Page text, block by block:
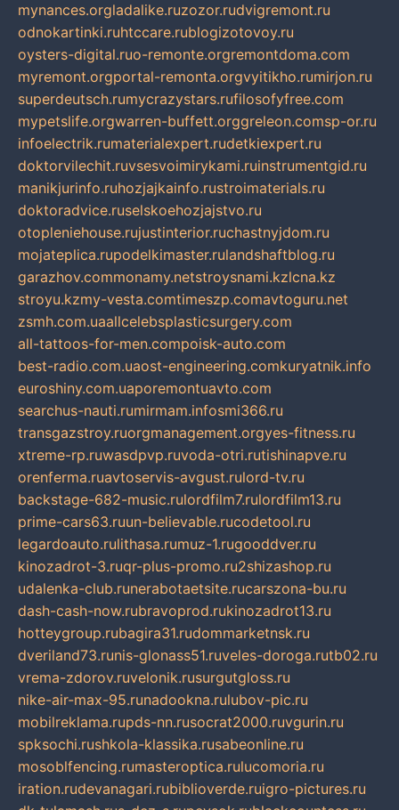
mynances.orgladalike.ruzozor.rudvigremont.ru
odnokartinki.ruhtccare.rublogizotovoy.ru
oysters-digital.ruo-remonte.orgremontdoma.com
myremont.orgportal-remonta.orgvyitikho.rumirjon.ru
superdeutsch.rumycrazystars.rufilosofyfree.com
mypetslife.orgwarren-buffett.orggreleon.comsp-or.ru
infoelectrik.rumaterialexpert.rudetkiexpert.ru
doktorvilechit.ruvsesvoimirykami.ruinstrumentgid.ru
manikjurinfo.ruhozjajkainfo.rustroimaterials.ru
doktoradvice.ruselskoehozjajstvo.ru
otopleniehouse.rujustinterior.ruchastnyjdom.ru
mojateplica.rupodelkimaster.rulandshaftblog.ru
garazhov.commonamy.netstroysnami.kzlcna.kz
stroyu.kzmy-vesta.comtimeszp.comavtoguru.net
zsmh.com.uaallcelebsplasticsurgery.com
all-tattoos-for-men.compoisk-auto.com
best-radio.com.uaost-engineering.comkuryatnik.info
euroshiny.com.uaporemontuavto.com
searchus-nauti.rumirmam.infosmi366.ru
transgazstroy.ruorgmanagement.orgyes-fitness.ru
xtreme-rp.ruwasdpvp.ruvoda-otri.rutishinapve.ru
orenferma.ruavtoservis-avgust.rulord-tv.ru
backstage-682-music.rulordfilm7.rulordfilm13.ru
prime-cars63.ruun-believable.rucodetool.ru
legardoauto.rulithasa.rumuz-1.rugooddver.ru
kinozadrot-3.ruqr-plus-promo.ru2shizashop.ru
udalenka-club.runerabotaetsite.rucarszona-bu.ru
dash-cash-now.rubravoprod.rukinozadrot13.ru
hotteygroup.rubagira31.rudommarketnsk.ru
dveriland73.runis-glonass51.ruveles-doroga.rutb02.ru
vrema-zdorov.ruvelonik.rusurgutgloss.ru
nike-air-max-95.runadookna.rulubov-pic.ru
mobilreklama.rupds-nn.rusocrat2000.ruvgurin.ru
spksochi.rushkola-klassika.rusabeonline.ru
mosoblfencing.rumasteroptica.rulucomoria.ru
iration.rudevanagari.rubiblioverde.ruigro-pictures.ru